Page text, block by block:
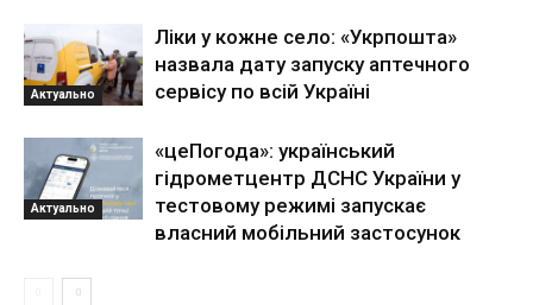
Актуально
Ліки у кожне село: «Укрпошта»
назвала дату запуску аптечного
сервісу по всій Україні
Актуально
«цеПогода»: український
гідрометцентр ДСНС України у
тестовому режимі запускає
власний мобільний застосунок